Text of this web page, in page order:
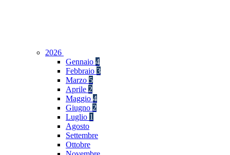
2026
Gennaio 4
Febbraio 3
Marzo 5
Aprile 2
Maggio 4
Giugno 2
Luglio 1
Agosto
Settembre
Ottobre